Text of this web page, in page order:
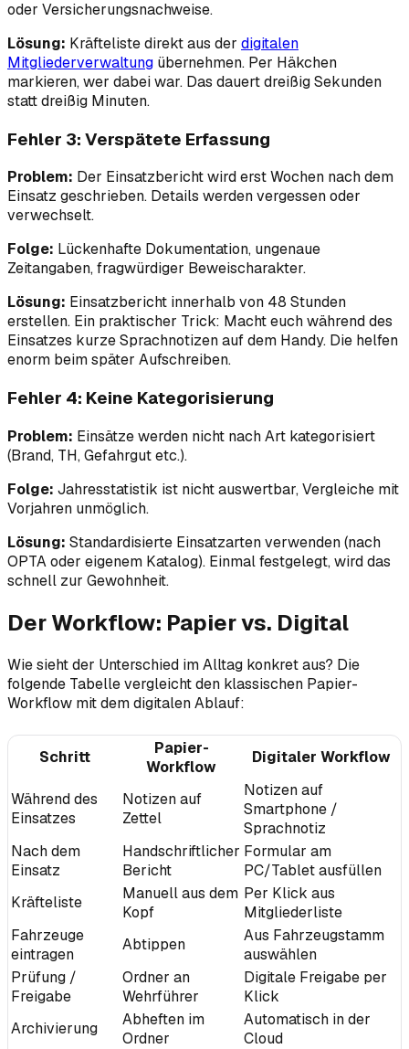
oder Versicherungsnachweise.
Lösung: Kräfteliste direkt aus der digitalen
Mitgliederverwaltung übernehmen. Per Häkchen
markieren, wer dabei war. Das dauert dreißig Sekunden
statt dreißig Minuten.
Fehler 3: Verspätete Erfassung
Problem: Der Einsatzbericht wird erst Wochen nach dem
Einsatz geschrieben. Details werden vergessen oder
verwechselt.
Folge: Lückenhafte Dokumentation, ungenaue
Zeitangaben, fragwürdiger Beweischarakter.
Lösung: Einsatzbericht innerhalb von 48 Stunden
erstellen. Ein praktischer Trick: Macht euch während des
Einsatzes kurze Sprachnotizen auf dem Handy. Die helfen
enorm beim später Aufschreiben.
Fehler 4: Keine Kategorisierung
Problem: Einsätze werden nicht nach Art kategorisiert
(Brand, TH, Gefahrgut etc.).
Folge: Jahresstatistik ist nicht auswertbar, Vergleiche mit
Vorjahren unmöglich.
Lösung: Standardisierte Einsatzarten verwenden (nach
OPTA oder eigenem Katalog). Einmal festgelegt, wird das
schnell zur Gewohnheit.
Der Workflow: Papier vs. Digital
Wie sieht der Unterschied im Alltag konkret aus? Die
folgende Tabelle vergleicht den klassischen Papier-
Workflow mit dem digitalen Ablauf:
Schritt
Papier-
Workflow
Digitaler Workflow
Während des
Einsatzes
Notizen auf
Zettel
Notizen auf
Smartphone /
Sprachnotiz
Nach dem
Einsatz
Handschriftlicher
Bericht
Formular am
PC/Tablet ausfüllen
Kräfteliste
Manuell aus dem
Kopf
Per Klick aus
Mitgliederliste
Fahrzeuge
eintragen
Abtippen
Aus Fahrzeugstamm
auswählen
Prüfung /
Freigabe
Ordner an
Wehrführer
Digitale Freigabe per
Klick
Archivierung
Abheften im
Ordner
Automatisch in der
Cloud